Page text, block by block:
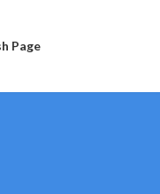
Page